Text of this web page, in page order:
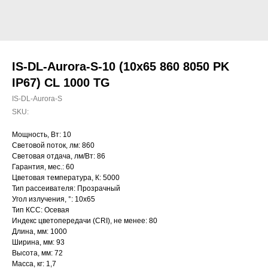
IS-DL-Aurora-S-10 (10x65 860 8050 PK
IP67) CL 1000 TG
IS-DL-Aurora-S
SKU:
Мощность, Вт: 10
Световой поток, лм: 860
Световая отдача, лм/Вт: 86
Гарантия, мес.: 60
Цветовая температура, К: 5000
Тип рассеивателя: Прозрачный
Угол излучения, °: 10х65
Тип КСС: Осевая
Индекс цветопередачи (CRI), не менее: 80
Длина, мм: 1000
Ширина, мм: 93
Высота, мм: 72
Масса, кг: 1,7